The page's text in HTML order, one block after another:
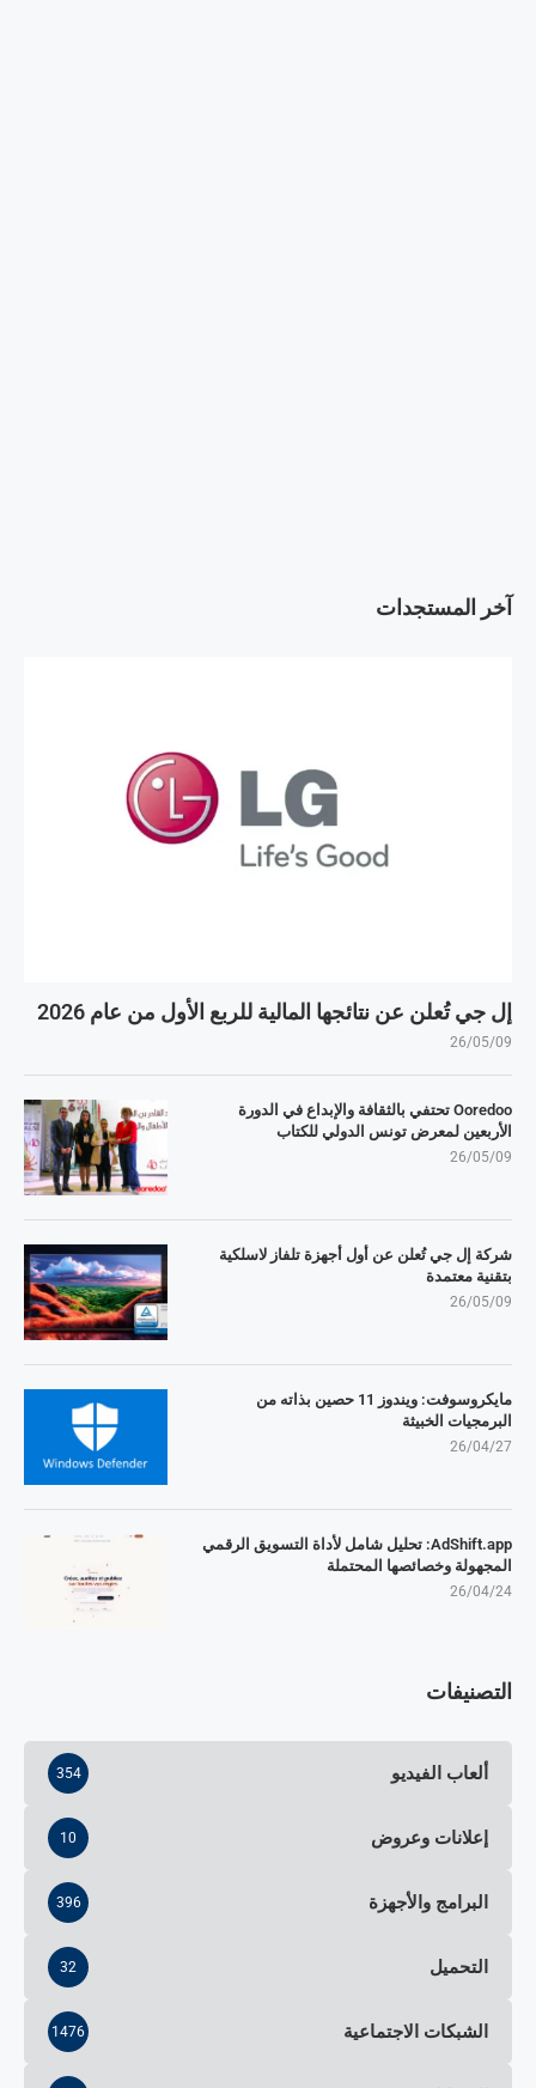
آخر المستجدات
إل جي تُعلن عن نتائجها المالية للربع الأول من عام 2026
26/05/09
Ooredoo تحتفي بالثقافة والإبداع في الدورة
الأربعين لمعرض تونس الدولي للكتاب
26/05/09
شركة إل جي تُعلن عن أول أجهزة تلفاز لاسلكية
بتقنية معتمدة
26/05/09
مايكروسوفت: ويندوز 11 حصين بذاته من
البرمجيات الخبيثة
26/04/27
AdShift.app: تحليل شامل لأداة التسويق الرقمي
المجهولة وخصائصها المحتملة
26/04/24
التصنيفات
ألعاب الفيديو 354
إعلانات وعروض 10
البرامج والأجهزة 396
التحميل 32
الشبكات الاجتماعية 1476